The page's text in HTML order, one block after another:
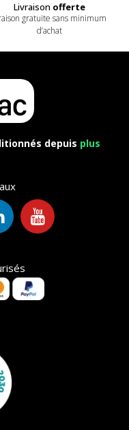
Livraison offerte
gratuite sans minimum
d’achat
depuis plus